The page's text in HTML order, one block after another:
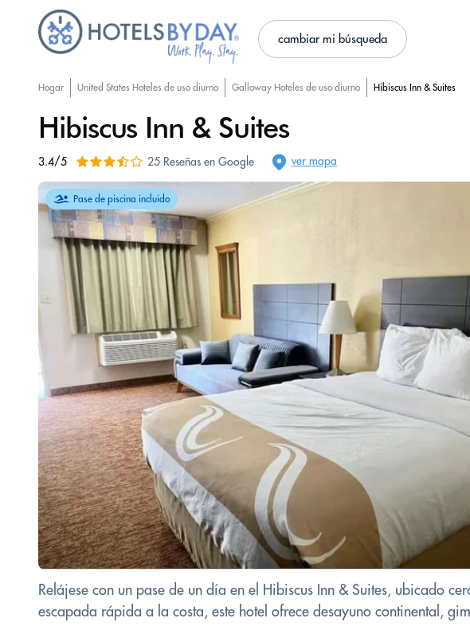
cambiar mi búsqueda
Hogar United States Hoteles de uso diurno Galloway Hoteles de uso diurno Hibiscus Inn & Suites
Hibiscus Inn & Suites
3.4/5 25 Reseñas en Google ver mapa
Pase de piscina incluido
Relájese con un pase de un día en el Hibiscus Inn & Suites, ubicado
escapada rápida a la costa, este hotel ofrece desayuno continental,